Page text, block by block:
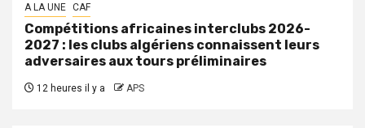
A LA UNE CAF
Compétitions africaines interclubs 2026-
2027 : les clubs algériens connaissent leurs
adversaires aux tours préliminaires
12 heures il y a APS